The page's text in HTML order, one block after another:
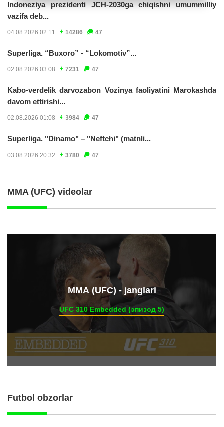
Indoneziya prezidenti JCH-2030ga chiqishni umummilliy
vazifa deb...
04.08.2026 02:11 14286 47
Superliga. “Buxoro” - “Lokomotiv”...
02.08.2026 03:08 7231 47
Kabo-verdelik darvozabon Vozinya faoliyatini Marokashda
davom ettirishi...
02.08.2026 01:08 3984 47
Superliga. "Dinamo" – "Neftchi" (matnli...
03.08.2026 20:32 3780 47
MMA (UFC) videolar
ММА (UFC) - janglari
UFC 310 Embedded (эпизод 5)
Futbol obzorlar